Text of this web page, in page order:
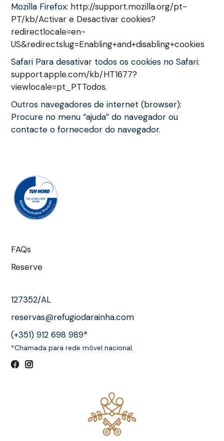
Mozilla Firefox: http://support.mozilla.org/pt-
PT/kb/Activar e Desactivar cookies?
redirectlocale=en-
US&redirectslug=Enabling+and+disabling+cookies
Safari Para desativar todos os cookies no Safari:
support.apple.com/kb/HT1677?
viewlocale=pt_PTTodos.
Outros navegadores de internet (browser):
Procure no menu “ajuda” do navegador ou
contacte o fornecedor do navegador.
FAQs
Reserve
127352/AL
reservas@refugiodarainha.com
(+351) 912 698 989*
*Chamada para rede móvel nacional.